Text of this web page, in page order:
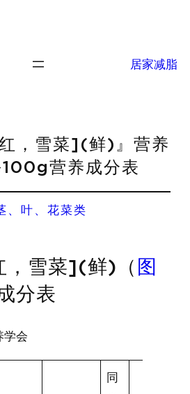
居家减脂
，雪菜](鲜)』营养
营养成分表
、叶、花菜类
，雪菜](鲜)（ 图
分表
学会
同